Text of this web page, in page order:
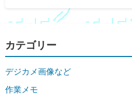
カテゴリー
デジカメ画像など
作業メモ